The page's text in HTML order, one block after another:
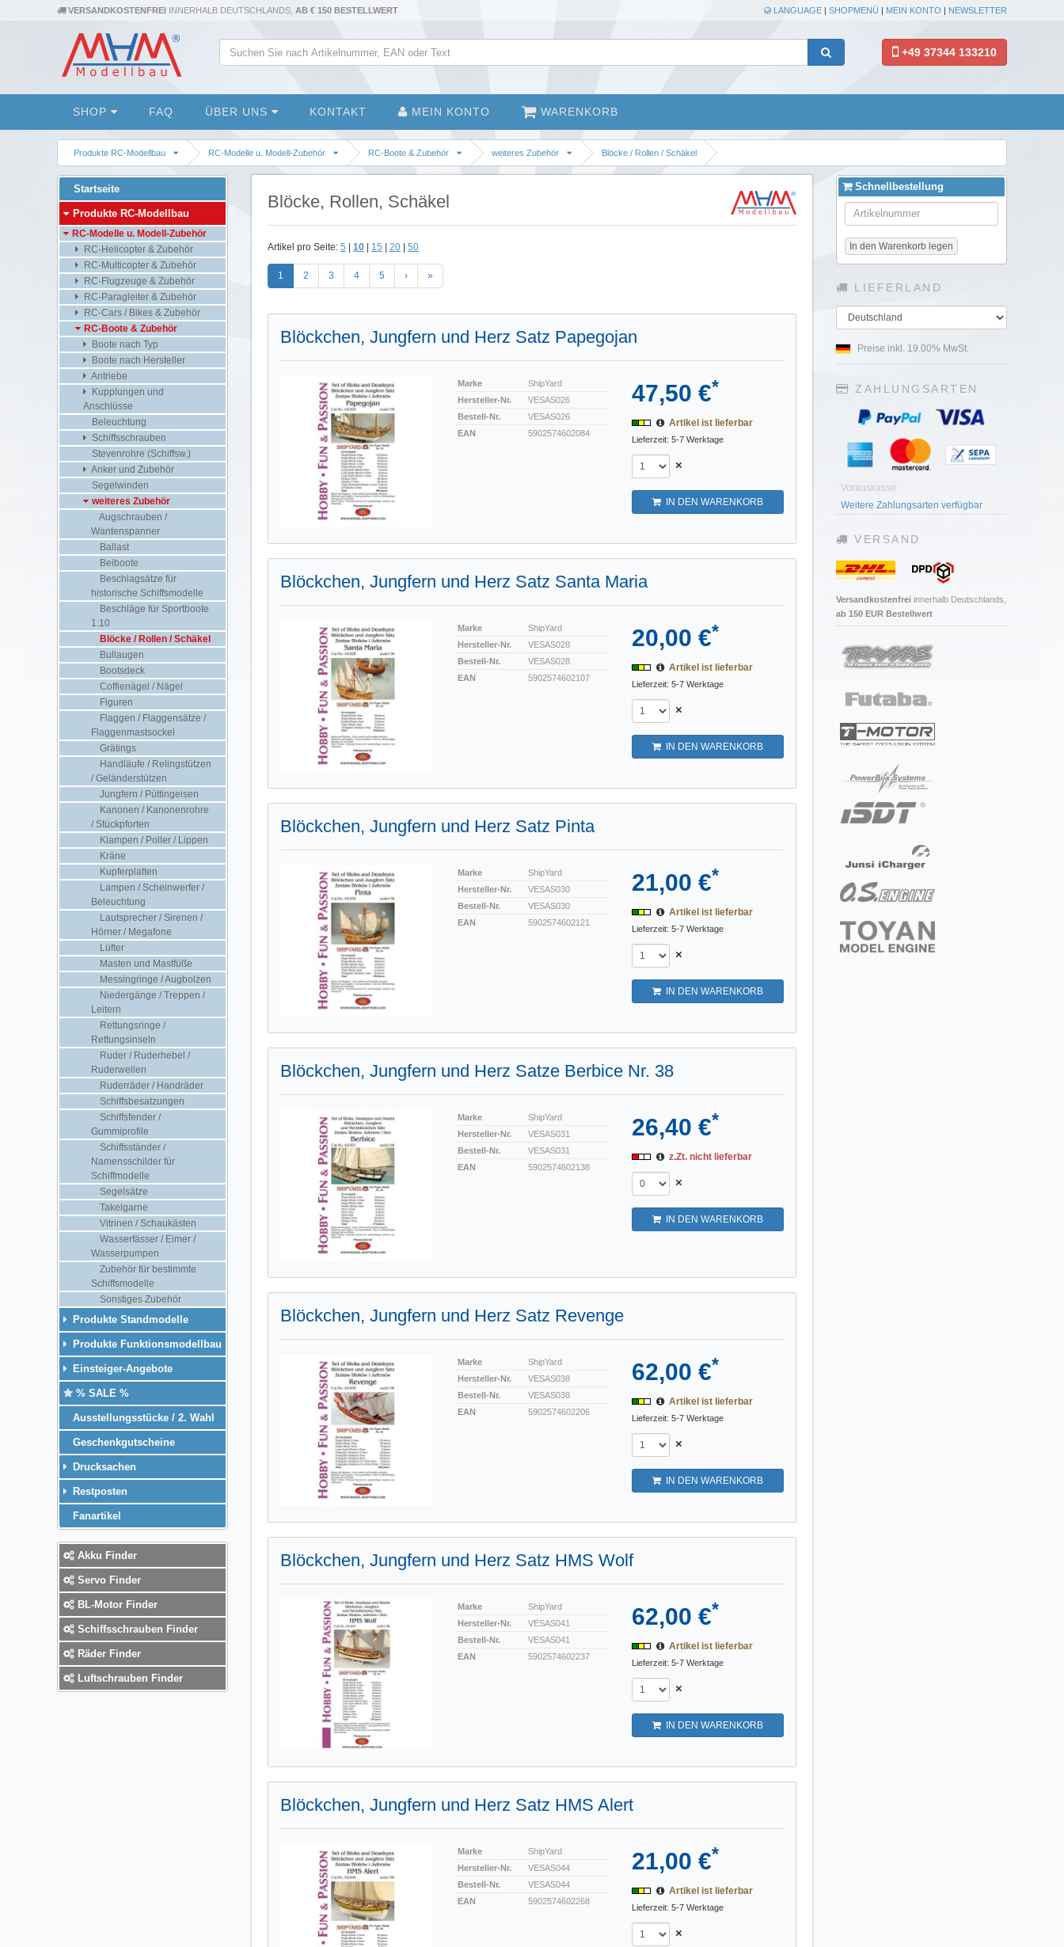
VERSANDKOSTENFREI INNERHALB DEUTSCHLANDS, AB € 150 BESTELLWERT LANGUAGE | SHOPMENÜ | MEIN KONTO | NEWSLETTER
+49 37344 133210
SHOP FAQ ÜBER UNS KONTAKT MEIN KONTO WARENKORB
Produkte RC-Modellbau RC-Modelle u. Modell-Zubehör RC-Boote & Zubehör weiteres Zubehör Blöcke / Rollen / Schäkel
Blöcke, Rollen, Schäkel
Artikel pro Seite: 5 | 10 | 15 | 20 | 50
1 2 3 4 5 › »
Blöckchen, Jungfern und Herz Satz Papegojan
Marke
ShipYard
Hersteller-Nr.
VESAS026
Bestell-Nr.
VESAS026
EAN
5902574602084
47,50 €*
Artikel ist lieferbar
Lieferzeit: 5-7 Werktage
×
IN DEN WARENKORB
Blöckchen, Jungfern und Herz Satz Santa Maria
Marke
ShipYard
Hersteller-Nr.
VESAS028
Bestell-Nr.
VESAS028
EAN
5902574602107
20,00 €*
Artikel ist lieferbar
Lieferzeit: 5-7 Werktage
×
IN DEN WARENKORB
Blöckchen, Jungfern und Herz Satz Pinta
Marke
ShipYard
Hersteller-Nr.
VESAS030
Bestell-Nr.
VESAS030
EAN
5902574602121
21,00 €*
Artikel ist lieferbar
Lieferzeit: 5-7 Werktage
×
IN DEN WARENKORB
Blöckchen, Jungfern und Herz Satze Berbice Nr. 38
Marke
ShipYard
Hersteller-Nr.
VESAS031
Bestell-Nr.
VESAS031
EAN
5902574602138
26,40 €*
z.Zt. nicht lieferbar
×
IN DEN WARENKORB
Blöckchen, Jungfern und Herz Satz Revenge
Marke
ShipYard
Hersteller-Nr.
VESAS038
Bestell-Nr.
VESAS038
EAN
5902574602206
62,00 €*
Artikel ist lieferbar
Lieferzeit: 5-7 Werktage
×
IN DEN WARENKORB
Blöckchen, Jungfern und Herz Satz HMS Wolf
Marke
ShipYard
Hersteller-Nr.
VESAS041
Bestell-Nr.
VESAS041
EAN
5902574602237
62,00 €*
Artikel ist lieferbar
Lieferzeit: 5-7 Werktage
×
IN DEN WARENKORB
Blöckchen, Jungfern und Herz Satz HMS Alert
Marke
ShipYard
Hersteller-Nr.
VESAS044
Bestell-Nr.
VESAS044
EAN
5902574602268
21,00 €*
Artikel ist lieferbar
Lieferzeit: 5-7 Werktage
×
Startseite
Produkte RC-Modellbau
RC-Modelle u. Modell-Zubehör
RC-Helicopter & Zubehör
RC-Multicopter & Zubehör
RC-Flugzeuge & Zubehör
RC-Paragleiter & Zubehör
RC-Cars / Bikes & Zubehör
RC-Boote & Zubehör
Boote nach Typ
Boote nach Hersteller
Antriebe
Kupplungen und
Anschlüsse
Beleuchtung
Schiffsschrauben
Stevenrohre (Schiffsw.)
Anker und Zubehör
Segelwinden
weiteres Zubehör
Augschrauben /
Wantenspanner
Ballast
Beiboote
Beschlagsätze für
historische Schiffsmodelle
Beschläge für Sportboote
1:10
Blöcke / Rollen / Schäkel
Bullaugen
Bootsdeck
Coffienägel / Nägel
Figuren
Flaggen / Flaggensätze /
Flaggenmastsockel
Grätings
Handläufe / Relingstützen
/ Geländerstützen
Jungfern / Püttingeisen
Kanonen / Kanonenrohre
/ Stückpforten
Klampen / Poller / Lippen
Kräne
Kupferplatten
Lampen / Scheinwerfer /
Beleuchtung
Lautsprecher / Sirenen /
Hörner / Megafone
Lüfter
Masten und Mastfüße
Messingringe / Augbolzen
Niedergänge / Treppen /
Leitern
Rettungsringe /
Rettungsinseln
Ruder / Ruderhebel /
Ruderwellen
Ruderräder / Handräder
Schiffsbesatzungen
Schiffsfender /
Gummiprofile
Schiffsständer /
Namensschilder für
Schiffmodelle
Segelsätze
Takelgarne
Vitrinen / Schaukästen
Wasserfässer / Eimer /
Wasserpumpen
Zubehör für bestimmte
Schiffsmodelle
Sonstiges Zubehör
Produkte Standmodelle
Produkte Funktionsmodellbau
Einsteiger-Angebote
% SALE %
Ausstellungsstücke / 2. Wahl
Geschenkgutscheine
Drucksachen
Restposten
Fanartikel
Akku Finder
Servo Finder
BL-Motor Finder
Schiffsschrauben Finder
Räder Finder
Luftschrauben Finder
Schnellbestellung
In den Warenkorb legen
LIEFERLAND
Land
Preise inkl. 19.00% MwSt.
ZAHLUNGSARTEN
Vorauskasse
Weitere Zahlungsarten verfügbar
VERSAND
Versandkostenfrei innerhalb Deutschlands,
ab 150 EUR Bestellwert